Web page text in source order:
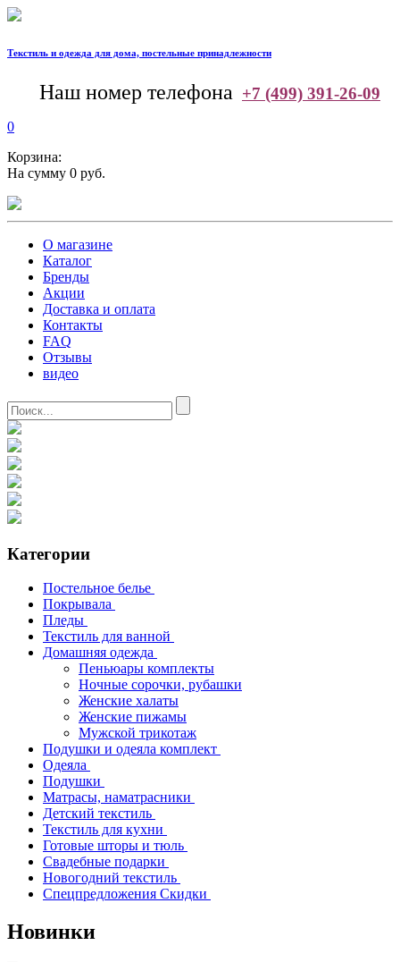
Текстиль и одежда для дома, постельные принадлежности
Наш номер телефона +7 (499) 391-26-09
0
Корзина:
На сумму 0 руб.
О магазине
Каталог
Бренды
Акции
Доставка и оплата
Контакты
FAQ
Отзывы
видео
Категории
Постельное белье
Покрывала
Пледы
Текстиль для ванной
Домашняя одежда
Пеньюары комплекты
Ночные сорочки, рубашки
Женские халаты
Женские пижамы
Мужской трикотаж
Подушки и одеяла комплект
Одеяла
Подушки
Матрасы, наматрасники
Детский текстиль
Текстиль для кухни
Готовые шторы и тюль
Свадебные подарки
Новогодний текстиль
Спецпредложения Скидки
Новинки